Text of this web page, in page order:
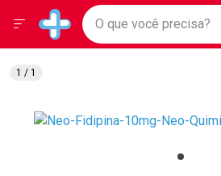
Drogarias Pacheco
Baixe nosso APP e aproveite
Ir direto para a home
pela página
Ir direto para o conteúdo
Ir direto para a busca
Ir direto para a conta
Ir direto para a notificações
Ir direto para o carrinho
Faça a sua busca
O que você
Menu
1 / 1